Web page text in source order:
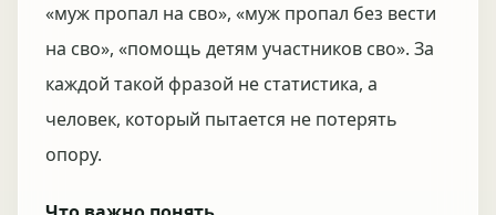
«муж пропал на сво», «муж пропал без вести
на сво», «помощь детям участников сво». За
каждой такой фразой не статистика, а
человек, который пытается не потерять
опору.